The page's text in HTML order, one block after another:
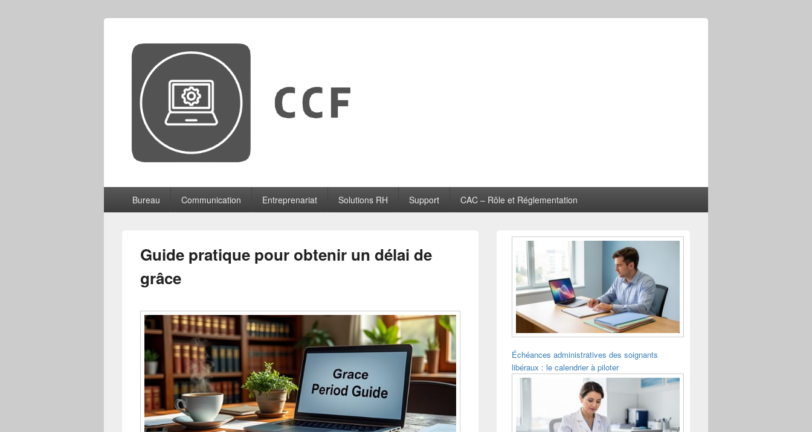
CCF
principalBureau Communication Entreprenariat Solutions RH Support CAC – Rôle et Réglementation
Guide pratique pour obtenir un délai de
grâce
Zone
principale
widget
latérale
Échéances administratives des soignants
libéraux : le calendrier à piloter